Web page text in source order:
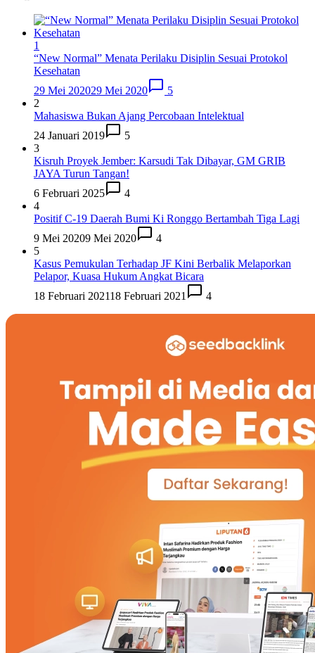
1
“New Normal” Menata Perilaku Disiplin Sesuai Protokol
Kesehatan
29 Mei 202029 Mei 2020
5
2
Mahasiswa Bukan Ajang Percobaan Intelektual
24 Januari 2019
5
3
Kisruh Proyek Jember: Karsudi Tak Dibayar, GM GRIB
JAYA Turun Tangan!
6 Februari 2025
4
4
Positif C-19 Daerah Bumi Ki Ronggo Bertambah Tiga Lagi
9 Mei 20209 Mei 2020
4
5
Kasus Pemukulan Terhadap JF Kini Berbalik Melaporkan
Pelapor, Kuasa Hukum Angkat Bicara
18 Februari 202118 Februari 2021 4